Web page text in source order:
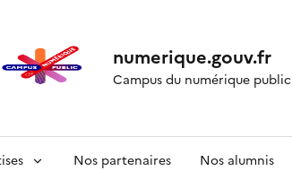
numerique.gouv.fr
Campus du numérique public
Nos partenaires Nos alumnis